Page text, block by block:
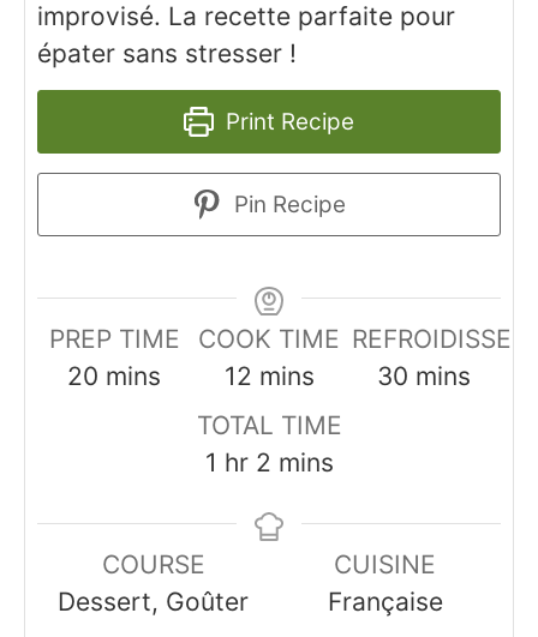
improvisé. La recette parfaite pour
épater sans stresser !
Print Recipe
Pin Recipe
PREP TIME
20 minutes
mins
COOK TIME
12minutes
mins
30minutes
mins
TOTAL TIME
1 hour
hr 2minutes
mins
COURSE
Dessert, Goûter
CUISINE
Française